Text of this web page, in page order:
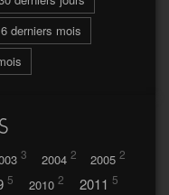
derniers mois
3 2004 2 2005 2
5 2010 2 2011 5